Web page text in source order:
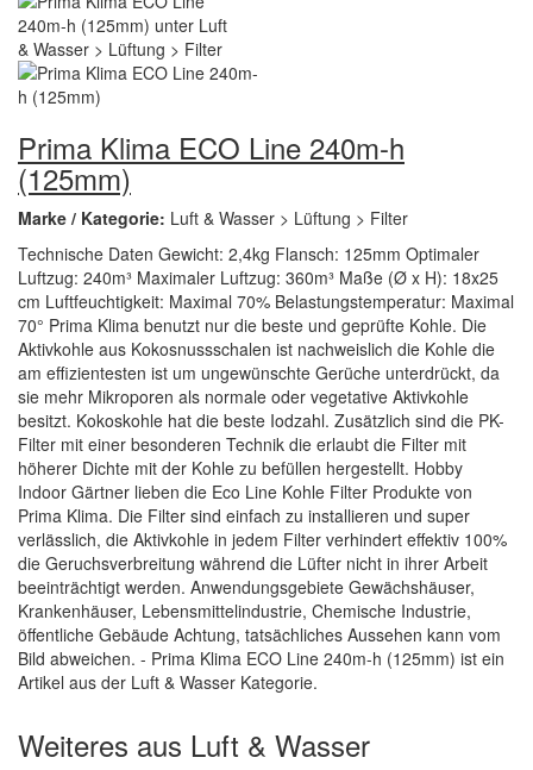
Prima Klima ECO Line 240m-h
(125mm)
Marke / Kategorie: Luft & Wasser > Lüftung > Filter
Technische Daten Gewicht: 2,4kg Flansch: 125mm Optimaler
Luftzug: 240m³ Maximaler Luftzug: 360m³ Maße (Ø x H): 18x25
cm Luftfeuchtigkeit: Maximal 70% Belastungstemperatur: Maximal
70° Prima Klima benutzt nur die beste und geprüfte Kohle. Die
Aktivkohle aus Kokosnussschalen ist nachweislich die Kohle die
am effizientesten ist um ungewünschte Gerüche unterdrückt, da
sie mehr Mikroporen als normale oder vegetative Aktivkohle
besitzt. Kokoskohle hat die beste Iodzahl. Zusätzlich sind die PK-
Filter mit einer besonderen Technik die erlaubt die Filter mit
höherer Dichte mit der Kohle zu befüllen hergestellt. Hobby
Indoor Gärtner lieben die Eco Line Kohle Filter Produkte von
Prima Klima. Die Filter sind einfach zu installieren und super
verlässlich, die Aktivkohle in jedem Filter verhindert effektiv 100%
die Geruchsverbreitung während die Lüfter nicht in ihrer Arbeit
beeinträchtigt werden. Anwendungsgebiete Gewächshäuser,
Krankenhäuser, Lebensmittelindustrie, Chemische Industrie,
öffentliche Gebäude Achtung, tatsächliches Aussehen kann vom
Bild abweichen. - Prima Klima ECO Line 240m-h (125mm) ist ein
Artikel aus der Luft & Wasser Kategorie.
Weiteres aus Luft & Wasser